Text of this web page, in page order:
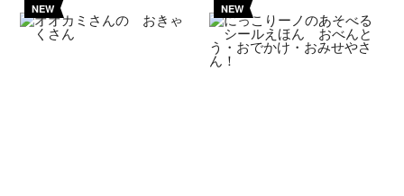
NEW NEW